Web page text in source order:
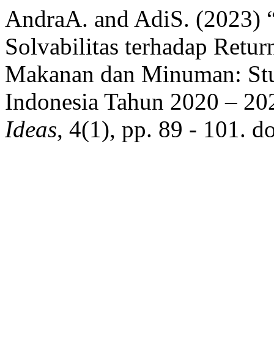
AndraA. and AdiS. (2023)
Solvabilitas terhadap
Makanan dan Minuman:
Indonesia Tahun 2020 –
Ideas, 4(1), pp. 89 - 101.